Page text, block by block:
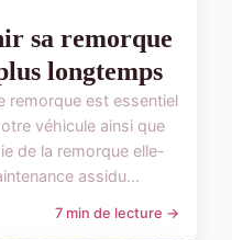
sa remorque
longtemps
remorque est essentiel
véhicule ainsi que
de la remorque elle-
assidu...
7 min de lecture →